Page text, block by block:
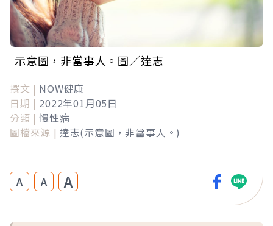
示意圖，非當事人。圖／達志
撰文 | NOW健康
日期 | 2022年01月05日
分類 | 慢性病
圖檔來源 | 達志(示意圖，非當事人。)
A A A